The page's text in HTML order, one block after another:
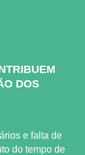
DOS
e falta de
do tempo de